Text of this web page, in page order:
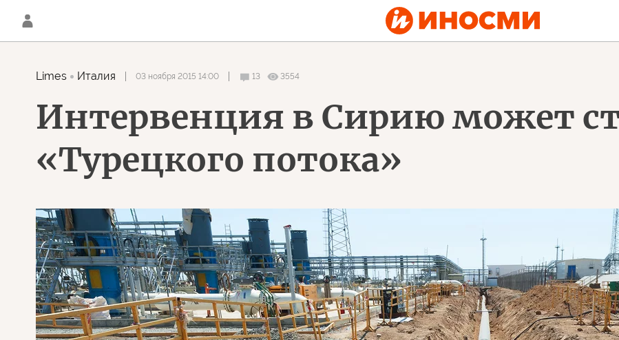
Limes Италия 03 ноября 2015 14:00 13 3554
Интервенция в Сирию может
«Турецкого потока»